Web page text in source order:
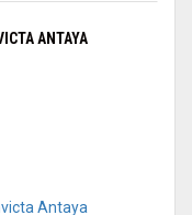
ANTAYA